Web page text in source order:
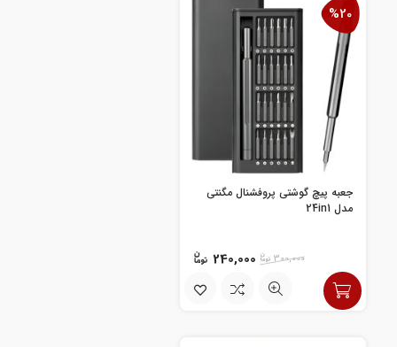
%20
جعبه پیچ گوشتی پروفشنال مگنتی
مدل 24in1
300,000
240,000